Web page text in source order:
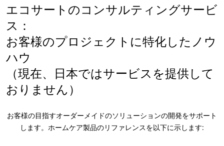
エコサートのコンサルティングサービ
ス：
お客様のプロジェクトに特化したノウ
ハウ
（現在、日本ではサービスを提供して
おりません）
お客様の目指すオーダーメイドのソリューションの開発をサポート
します。ホームケア製品のリファレンスを以下に示します: